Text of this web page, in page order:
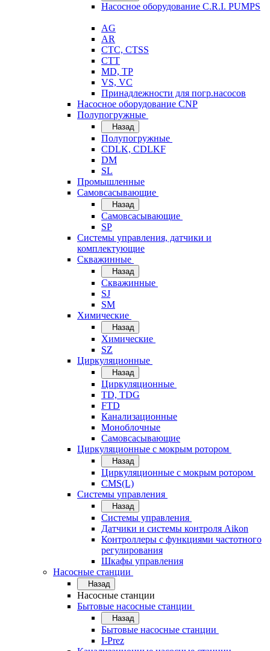
Насосное оборудование C.R.I. PUMPS
AG
AR
CTC, CTSS
CTT
MD, TP
VS, VC
Принадлежности для погр.насосов
Насосное оборудование CNP
Полупогружные
Назад
Полупогружные
CDLK, CDLKF
DM
SL
Промышленные
Самовсасывающие
Назад
Самовсасывающие
SP
Системы управления, датчики и
комплектующие
Скважинные
Назад
Скважинные
SJ
SM
Химические
Назад
Химические
SZ
Циркуляционные
Назад
Циркуляционные
TD, TDG
FTD
Канализационные
Моноблочные
Самовсасывающие
Циркуляционные с мокрым ротором
Назад
Циркуляционные с мокрым ротором
CMS(L)
Системы управления
Назад
Системы управления
Датчики и системы контроля Aikon
Контроллеры с функциями частотного
регулирования
Шкафы управления
Насосные станции
Назад
Насосные станции
Бытовые насосные станции
Назад
Бытовые насосные станции
I-Prez